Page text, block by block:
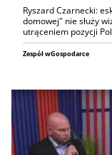
Ryszard Czarnecki:
domowej" nie służy
utrąceniem pozycji
Zespół wGospodarce